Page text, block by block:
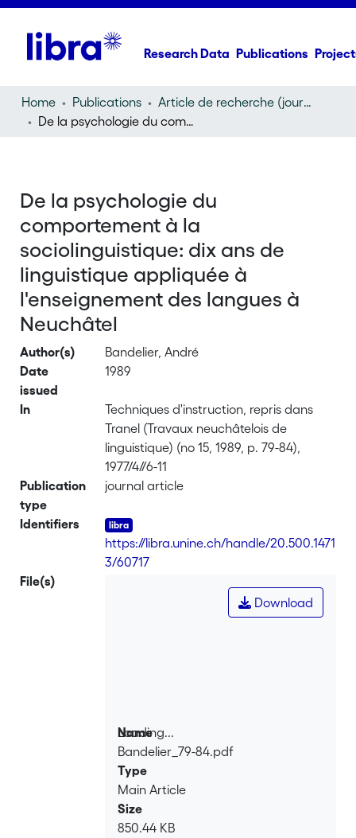
Research Data Publications
Home Publications
Article de recherche (journal article)
De la psychologie du comportement à la sociolinguistique: dix ans de linguistique appliquée à l'enseignement des langues à Neuchâtel
De la psychologie du
comportement à la
sociolinguistique: dix ans de
linguistique appliquée à
l'enseignement des langues à
Neuchâtel
Author(s)
Bandelier, André
Date
issued
1989
In
Techniques d'instruction, repris dans
Tranel (Travaux neuchâtelois de
linguistique) (no 15, 1989, p. 79-84),
1977/4//6-11
Publication
type
journal article
Identifiers
https://libra.unine.ch/handle/20.500.1471
3/60717
File(s)
Loading...
Loading...
Download
Name
Bandelier_79-84.pdf
Type
Main Article
Size
850.44 KB